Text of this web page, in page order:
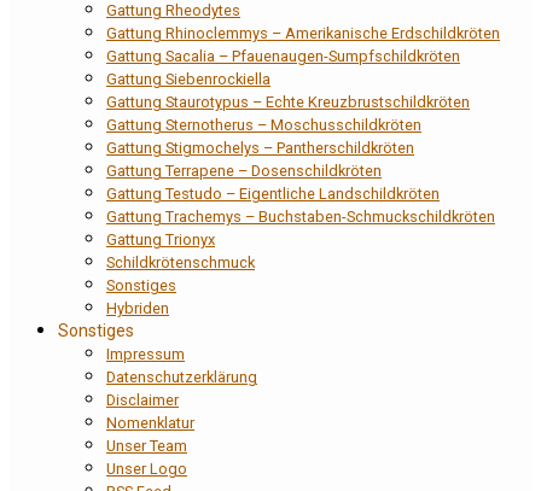
Gattung Rheodytes
Gattung Rhinoclemmys – Amerikanische Erdschildkröten
Gattung Sacalia – Pfauenaugen-Sumpfschildkröten
Gattung Siebenrockiella
Gattung Staurotypus – Echte Kreuzbrustschildkröten
Gattung Sternotherus – Moschusschildkröten
Gattung Stigmochelys – Pantherschildkröten
Gattung Terrapene – Dosenschildkröten
Gattung Testudo – Eigentliche Landschildkröten
Gattung Trachemys – Buchstaben-Schmuckschildkröten
Gattung Trionyx
Schildkrötenschmuck
Sonstiges
Hybriden
Sonstiges
Impressum
Datenschutzerklärung
Disclaimer
Nomenklatur
Unser Team
Unser Logo